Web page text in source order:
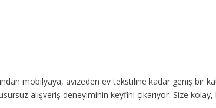
mobilyaya, avizeden ev tekstiline kadar geniş bir
alışveriş deneyiminin keyfini çıkarıyor. Size